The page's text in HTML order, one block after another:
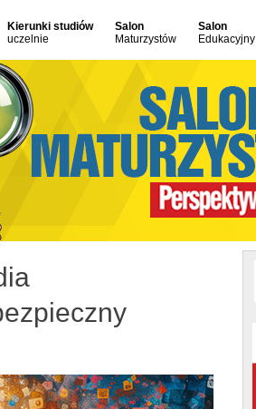
Kierunki studiów
uczelnie
Salon
Maturzystów
Salon
Edukacyjny